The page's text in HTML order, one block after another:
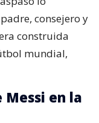
consejero y
construida
mundial,
en la